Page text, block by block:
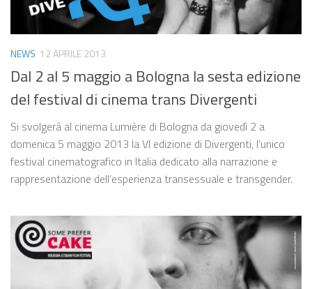
NEWS 12 APRILE 2013
Dal 2 al 5 maggio a Bologna la sesta edizione
del festival di cinema trans Divergenti
Si svolgerà al cinema Lumière di Bologna da giovedì 2 a
domenica 5 maggio 2013 la VI edizione di Divergenti, l’unico
festival cinematografico in Italia dedicato alla narrazione e
rappresentazione dell’esperienza transessuale e transgender.